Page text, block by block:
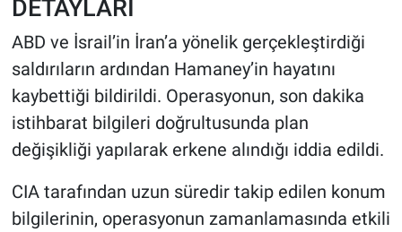
DETAYLARI
ABD ve İsrail’in İran’a yönelik gerçekleştirdiği
saldırıların ardından Hamaney’in hayatını
kaybettiği bildirildi. Operasyonun, son dakika
istihbarat bilgileri doğrultusunda plan
değişikliği yapılarak erkene alındığı iddia edildi.
CIA tarafından uzun süredir takip edilen konum
bilgilerinin, operasyonun zamanlamasında etkili